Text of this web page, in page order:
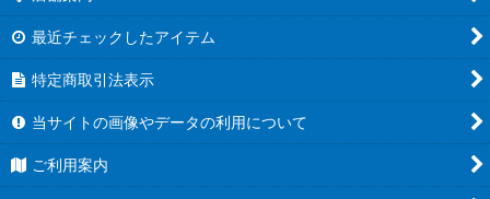
EXビギナーデッキ
ブースターパック第17弾「ConvergentDestinies/コンヴァージ
EXコラボパック「アイドルマスター シンデレラガールズ」
最近チェックしたアイテム
特定商取引法表示
当サイトの画像やデータの利用について
ご利用案内